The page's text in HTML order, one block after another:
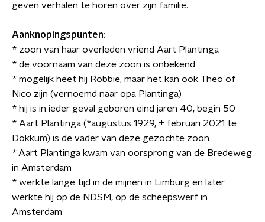
geven verhalen te horen over zijn familie.
Aanknopingspunten:
* zoon van haar overleden vriend Aart Plantinga
* de voornaam van deze zoon is onbekend
* mogelijk heet hij Robbie, maar het kan ook Theo of
Nico zijn (vernoemd naar opa Plantinga)
* hij is in ieder geval geboren eind jaren 40, begin 50
* Aart Plantinga (*augustus 1929, + februari 2021 te
Dokkum) is de vader van deze gezochte zoon
*Aart Plantinga kwam van oorsprong van de Bredeweg
in Amsterdam
* werkte lange tijd in de mijnen in Limburg en later
werkte hij op de NDSM, op de scheepswerf in
Amsterdam